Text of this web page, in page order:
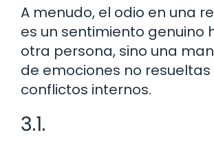
A menudo, el odio en una
es un sentimiento genuino
otra persona, sino una
de emociones no resueltas
conflictos internos.
3.1.